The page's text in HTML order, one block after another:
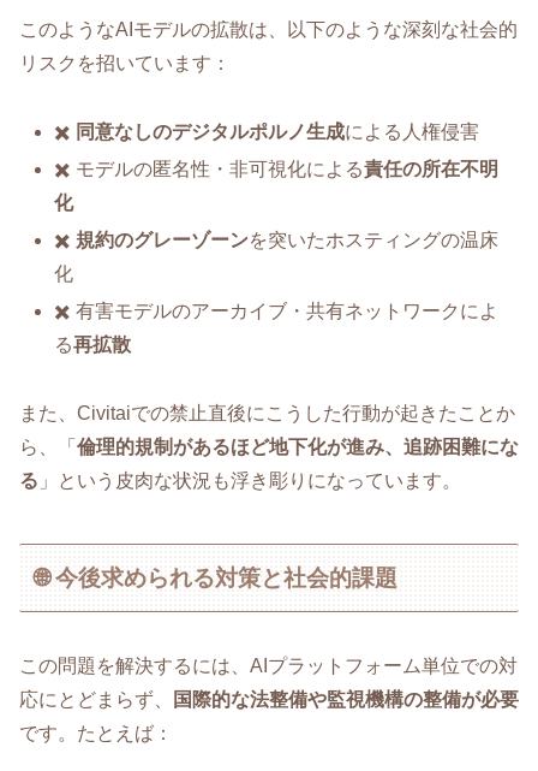
このようなAIモデルの拡散は、以下のような深刻な社会的
リスクを招いています：
✖️ 同意なしのデジタルポルノ生成による人権侵害
✖️ モデルの匿名性・非可視化による責任の所在不明
化
✖️ 規約のグレーゾーンを突いたホスティングの温床
化
✖️ 有害モデルのアーカイブ・共有ネットワークによ
る再拡散
また、Civitaiでの禁止直後にこうした行動が起きたことか
ら、「 倫理的規制があるほど地下化が進み、追跡困難にな
る 」という皮肉な状況も浮き彫りになっています。
🌐 今後求められる対策と社会的課題
この問題を解決するには、AIプラットフォーム単位での対
応にとどまらず、
国際的な法整備や監視機構の整備が必要
です。たとえば：